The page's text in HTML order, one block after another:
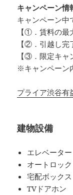
キャンペーン情
キャンペーン中
【①．賃料の最
【②．引越し完
【③．限定キャ
※キャンペーン
プライア渋谷有
建物設備
エレベーター
オートロック
宅配ボックス
TVドアホン